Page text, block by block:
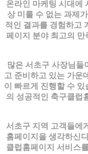
온라인 마케팅 시대에
상 미룰 수 없는 과제
적인 결과를 경험하고
페이지 분야 최고의
많은 서초구 사장님들
고 준비하고 있는 가운
이 빠르게 진행할 수 있
의 성공적인 축구클럽
서초구 지역 고객들에
홈페이지을 생각하신
클럽홈페이지 서비스